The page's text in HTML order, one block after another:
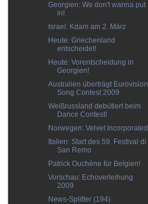
Georgien: We don't wanna put
in!
Israel: Kdam am 2. März
Heute: Griechenland
entscheidet!
Heute: Vorentscheidung in
Georgien!
Australien überträgt Eurovision
Song Contest 2009
Weißrussland debütiert beim
Dance Contest!
Norwegen: Velvet Incorporated
Italien: Start des 59. Festival di
San Remo
Patrick Ouchène für Belgien!
Vorschau: Echoverleihung
2009
News-Splitter (194)